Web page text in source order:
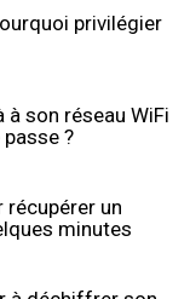
privilégier
son réseau WiFi
?
récupérer un
minutes